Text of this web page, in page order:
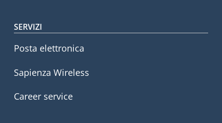
SERVIZI
Posta elettronica
Sapienza Wireless
Career service